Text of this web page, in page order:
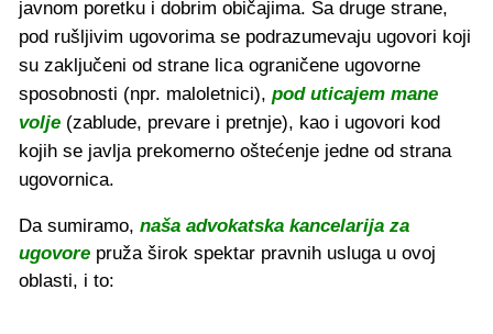
javnom poretku i dobrim običajima. Sa druge strane,
pod rušljivim ugovorima se podrazumevaju ugovori koji
su zaključeni od strane lica ograničene ugovorne
sposobnosti (npr. maloletnici), pod uticajem mane
volje (zablude, prevare i pretnje), kao i ugovori kod
kojih se javlja prekomerno oštećenje jedne od strana
ugovornica.
Da sumiramo, naša advokatska kancelarija za
ugovore pruža širok spektar pravnih usluga u ovoj
oblasti, i to: